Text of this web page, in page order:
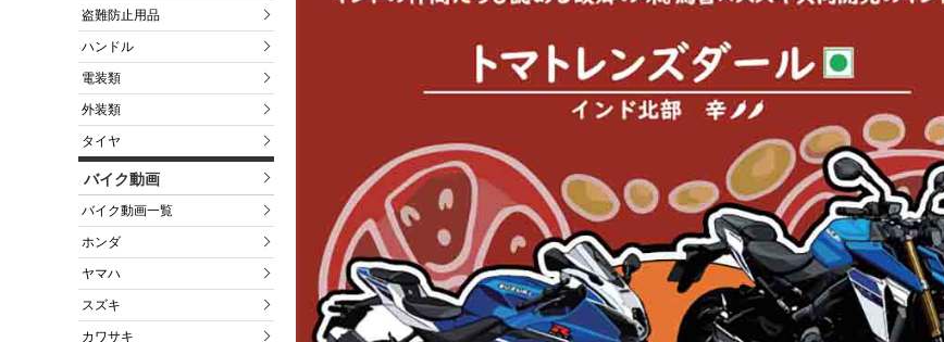
盗難防止用品
ハンドル
電装類
外装類
タイヤ
バイク動画
バイク動画一覧
ホンダ
ヤマハ
スズキ
カワサキ